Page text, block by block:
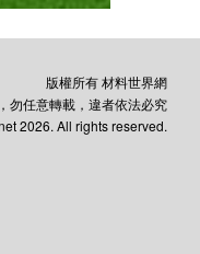
版權所有 材料世界網
勿任意轉載，違者依法必究
2026. All rights reserved.